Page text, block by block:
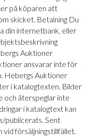
på köparen att
skicket. Betalning Du
din internetbank, eller
Auktioner
ansvarar inte för
Hebergs Auktioner
i katalogtexten. Bilder
och återspeglar inte
i katalogtext kan
publicerats. Sent
vid försäljningstillfället.